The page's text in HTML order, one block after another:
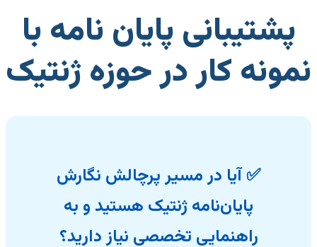
پایان نامه با
کار در حوزه ژنتیک
✅ آیا در مسیر پرچالش نگارش
پایان‌نامه ژنتیک هستید و به
راهنمایی تخصصی نیاز دارید؟